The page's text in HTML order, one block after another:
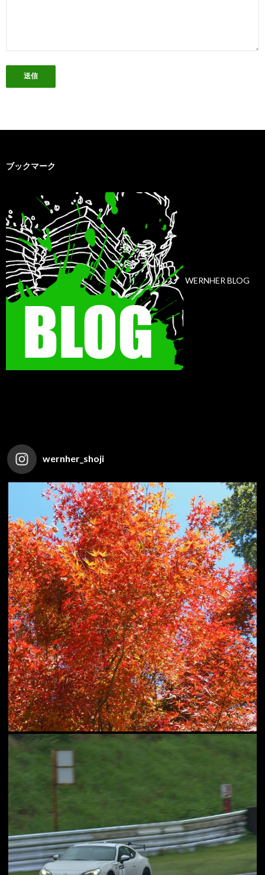
ブックマーク
WERNHER BLOG
wernher_shoji